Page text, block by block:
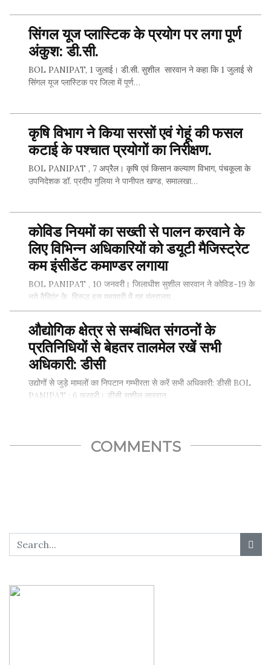
SHARE THIS...
सिंगल यूज प्लास्टिक के प्रयोग पर लगा पूर्ण
अंकुश: डी.सी.
BOL PANIPAT, 1 जुलाई। डी.सी. सुशील सारवान ने कहा कि 1 जुलाई से
सिंगल यूज प्लास्टिक पर जिला में पूर्ण…
SHARE THIS...
कृषि विभाग ने किया सरसों एवं गेहूं की फसल
कटाई के पश्चात प्रयोगों का निरीक्षण.
BOL PANIPAT , 7 अप्रैल। कृषि एवं किसान कल्याण विभाग, पंचकूला के
उपनिदेशक डॉ. प्रदीप गुलिया ने पानीपत खण्ड, समालखा…
SHARE THIS...
कोविड नियमों का सख्ती से पालन करवाने के
लिए विभिन्न अधिकारियों को डयूटी मैजिस्ट्रेट
कम इंसीडेंट कमाण्डर लगाया
BOL PANIPAT , 10 जनवरी। जिलाधीश सुशील सारवान ने कोविड-19 के
नये वैरिएंट के विरूद्ध इस महामारी में गृह मंत्रालय…
SHARE THIS...
औद्योगिक क्षेत्र से सम्बंधित संगठनों के
प्रतिनिधियों से बेहतर तालमेल रखें सभी
अधिकारी: डीसी
उद्योगों से जुड़े मामलों का निपटान गम्भीरता से करें सभी अधिकारी: डीसी BOL
PANIPAT : 6 फरवरी। डीसी सुशील सारवान…
SHARE THIS...COMMENTS